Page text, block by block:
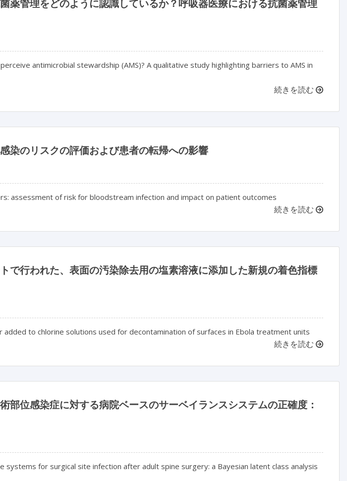
薬管理をどのように認識しているか？呼吸器医療における抗菌薬管理
antimicrobial stewardship (AMS)? A qualitative study highlighting barriers to AMS in
続きを読む
染のリスクの評価および患者の転帰への影響
assessment of risk for bloodstream infection and impact on patient outcomes
続きを読む
で行われた、表面の汚染除去用の塩素溶液に添加した新規の着色指標
added to chlorine solutions used for decontamination of surfaces in Ebola treatment units
続きを読む
部位感染症に対する病院ベースのサーベイランスシステムの正確度：
systems for surgical site infection after adult spine surgery: a Bayesian latent class analysis